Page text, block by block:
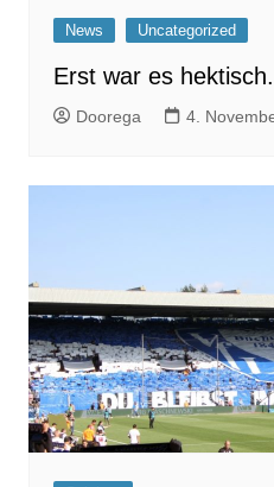
News Uncategorized
Erst war es
Doorega 4.